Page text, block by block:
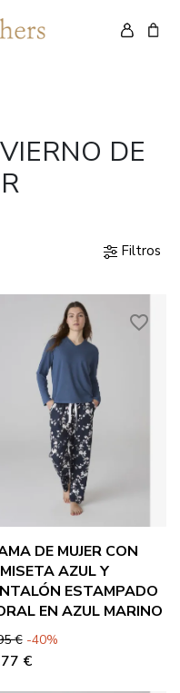
DE
Filtros
DE MUJER CON
AZUL Y
ESTAMPADO
EN AZUL MARINO
base
€ Precio
-40%
€
favorite_border